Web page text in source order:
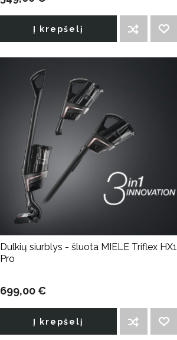
Į krepšelį
Dulkių siurblys - šluota MIELE Triflex HX1
Pro
699,00 €
Į krepšelį